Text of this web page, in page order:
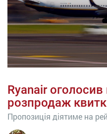
Ryanair
розпродаж
Пропозиція діятиме на